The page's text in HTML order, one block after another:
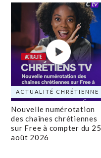
ACTUALITÉ CHRÉTIENNE
Nouvelle numérotation
des chaînes chrétiennes
sur Free à compter du 25
août 2026